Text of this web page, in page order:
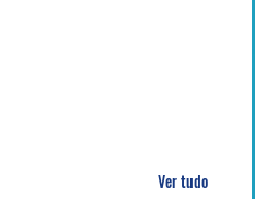
Ver tudo